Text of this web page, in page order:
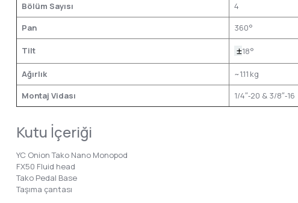
Bölüm Sayısı
4
Pan
360°
Tilt ±18°
Ağırlık
~1.11 kg
Montaj Vidası
1/4″‑20 & 3/8″‑16
Kutu İçeriği
YC Onion Tako Nano Monopod
FX50 Fluid head
Tako Pedal Base
Taşıma çantası